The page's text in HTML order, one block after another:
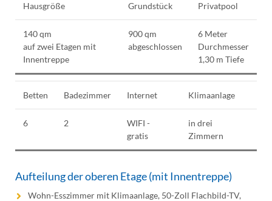
Hausgröße Grundstück Privatpool
140 qm
auf zwei Etagen mit
Innentreppe
900 qm
abgeschlossen
6 Meter
Durchmesser
1,30 m Tiefe
Betten Badezimmer Internet Klimaanlage
6 2
WIFI -
gratis
in drei
Zimmern
Aufteilung der oberen Etage (mit Innentreppe)
Wohn-Esszimmer mit Klimaanlage, 50-Zoll Flachbild-TV,